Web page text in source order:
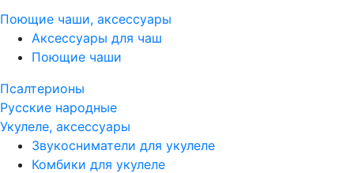
Поющие чаши, аксессуары
Аксессуары для чаш
Поющие чаши
Псалтерионы
Русские народные
Укулеле, аксессуары
Звукосниматели для укулеле
Комбики для укулеле